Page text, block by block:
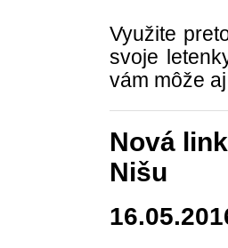
Využite
svoje
vám môže
Nová
Nišu